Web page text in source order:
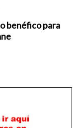
benéfico para